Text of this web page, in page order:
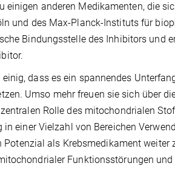
einigen anderen Medikamenten, die
und des Max-Planck-Instituts für
Bindungsstelle des Inhibitors und
dass es ein spannendes
Umso mehr freuen sie sich über
Rolle des mitochondrialen
einer Vielzahl von Bereichen
Potenzial als Krebsmedikament
Funktionsstörungen